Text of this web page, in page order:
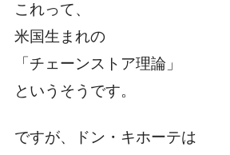
これって、
米国生まれの
「チェーンストア理論」
というそうです。
ですが、ドン・キホーテは